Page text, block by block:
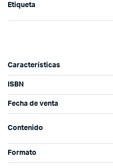
Etiqueta
Características
ISBN
Fecha de venta
Contenido
Formato